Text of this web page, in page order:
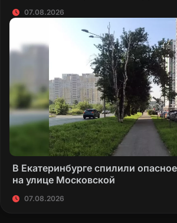
07.08.2026
В Екатеринбурге спилили
на улице Московской
07.08.2026